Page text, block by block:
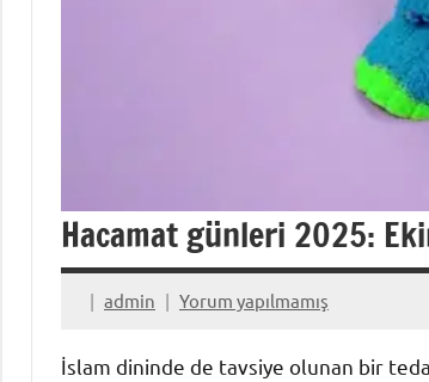
Hacamat günleri 2025:
admin Yorum yapılmamış
İslam dininde de tavsiye olunan bir